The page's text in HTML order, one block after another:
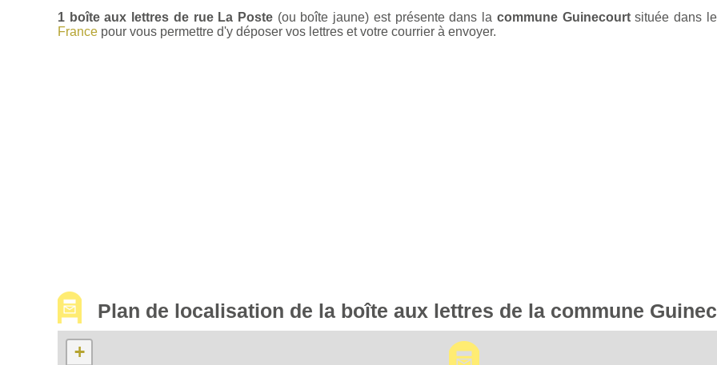
1 boîte aux lettres de rue La Poste (ou boîte jaune) est présente dans la commune Guinecourtsituée dans le
France pour vous permettre d'y déposer vos lettres et votre courrier à envoyer.
Plan de localisation de la boîte aux lettres de la commune
+